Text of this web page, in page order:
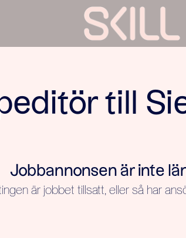
till
Jobbannonsen är inte
är jobbet tillsatt, eller så har